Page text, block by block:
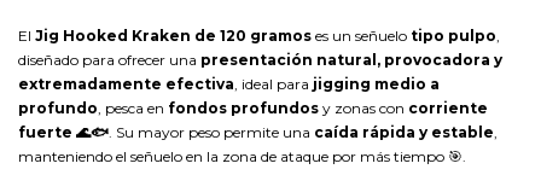
El Jig Hooked Kraken de 120 gramos es un señuelo tipo pulpo,
diseñado para ofrecer una presentación natural, provocadora y
extremadamente efectiva, ideal para jigging medio a
profundo, pesca en fondos profundos y zonas con corriente
fuerte 🌊🐟. Su mayor peso permite una caída rápida y estable,
manteniendo el señuelo en la zona de ataque por más tiempo 🎯.